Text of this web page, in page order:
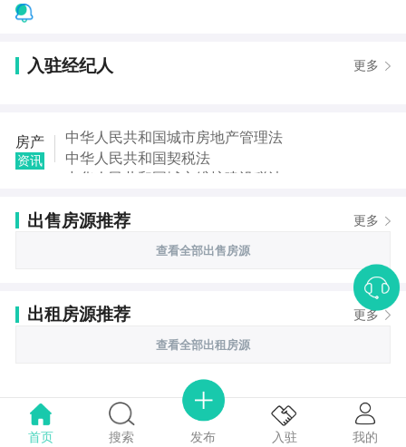
入驻经纪人 更多
房产
资讯
中华人民共和国城市房地产管理法
中华人民共和国契税法
中华人民共和国城市维护建设税法
中华人民共和国城乡规划法
中华人民共和国继承法
出售房源推荐 更多
查看全部出售房源
出租房源推荐 更多
查看全部出租房源
首页 搜索 发布 入驻 我的